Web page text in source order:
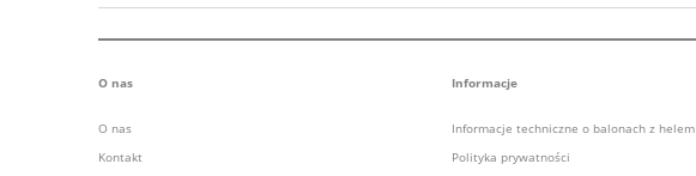
O nas
O nas
Kontakt
Informacje
Informacje techniczne o balonach z helem
Polityka prywatności